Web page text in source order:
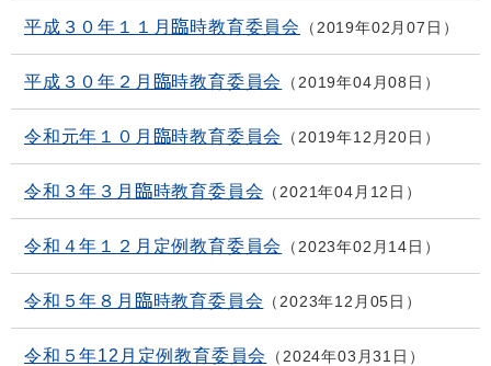
平成３０年１１月臨時教育委員会 2019年02月07日
平成３０年２月臨時教育委員会 2019年04月08日
令和元年１０月臨時教育委員会 2019年12月20日
令和３年３月臨時教育委員会 2021年04月12日
令和４年１２月定例教育委員会 2023年02月14日
令和５年８月臨時教育委員会 2023年12月05日
令和５年12月定例教育委員会 2024年03月31日